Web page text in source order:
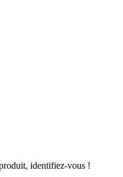
identifiez-vous !